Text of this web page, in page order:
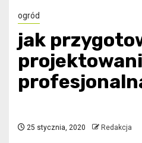
ogród
jak
25 stycznia, 2020 Redakcja